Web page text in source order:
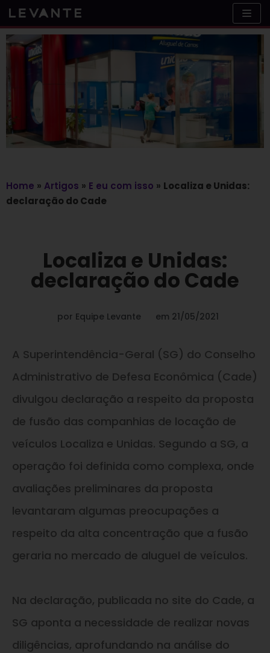
Skip
to
content
Home » Artigos » E eu com isso » Localiza e Unidas:
declaração do Cade
Localiza e Unidas:
declaração do Cade
por Equipe Levante em 21/05/2021
A Superintendência-Geral (SG) do Conselho
Administrativo de Defesa Econômica (Cade)
divulgou declaração a respeito da proposta
de fusão das companhias de locação de
veículos Localiza e Unidas. Segundo a SG, a
operação foi definida como complexa, onde
avaliações preliminares da proposta
levantaram algumas preocupações a
respeito da alta concentração que a fusão
geraria no mercado de aluguel de veículos.
Na declaração, publicada no site do Cade, a
SG aponta a necessidade de realizar novas
diligências, aprofundando na análise do